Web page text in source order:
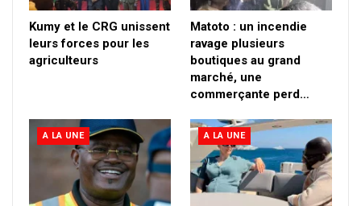
Kumy et le CRG unissent
leurs forces pour les
agriculteurs
Matoto : un incendie
ravage plusieurs
boutiques au grand
marché, une
commerçante perd…
A LA UNE A LA UNE